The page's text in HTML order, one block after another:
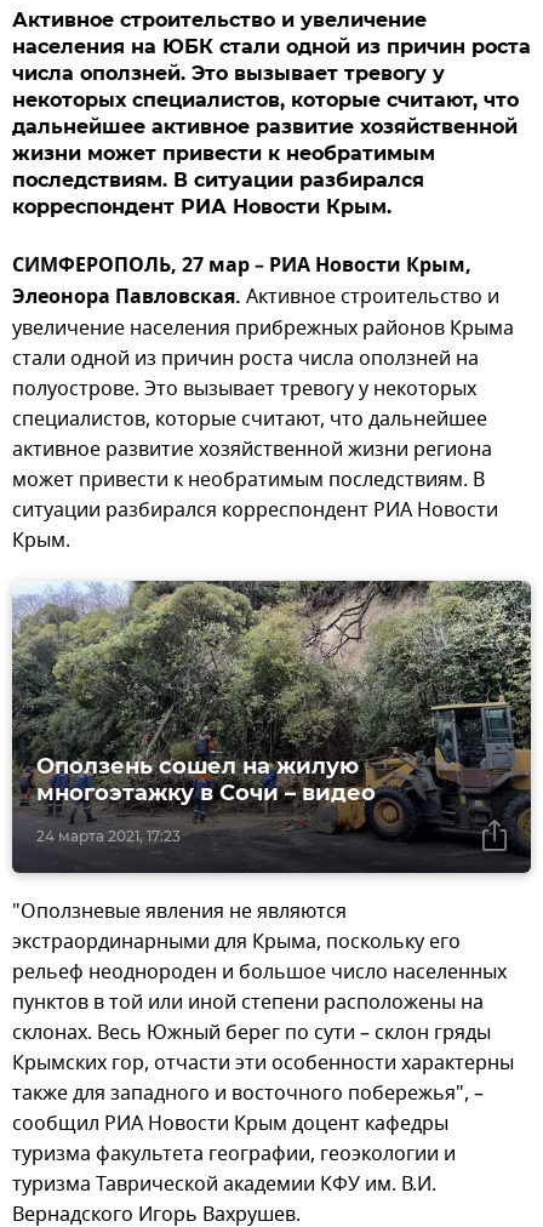
Активное строительство и увеличение
населения на ЮБК стали одной из причин роста
числа оползней. Это вызывает тревогу у
некоторых специалистов, которые считают, что
дальнейшее активное развитие хозяйственной
жизни может привести к необратимым
последствиям. В ситуации разбирался
корреспондент РИА Новости Крым.
СИМФЕРОПОЛЬ, 27 мар – РИА Новости Крым,
Элеонора Павловская. Активное строительство и
увеличение населения прибрежных районов Крыма
стали одной из причин роста числа оползней на
полуострове. Это вызывает тревогу у некоторых
специалистов, которые считают, что дальнейшее
активное развитие хозяйственной жизни региона
может привести к необратимым последствиям. В
ситуации разбирался корреспондент РИА Новости
Крым.
24 марта 2021, 17:23
Оползень сошел на жилую
многоэтажку в Сочи – видео
"Оползневые явления не являются
экстраординарными для Крыма, поскольку его
рельеф неоднороден и большое число населенных
пунктов в той или иной степени расположены на
склонах. Весь Южный берег по сути – склон гряды
Крымских гор, отчасти эти особенности характерны
также для западного и восточного побережья", –
сообщил РИА Новости Крым доцент кафедры
туризма факультета географии, геоэкологии и
туризма Таврической академии КФУ им. В.И.
Вернадского Игорь Вахрушев.